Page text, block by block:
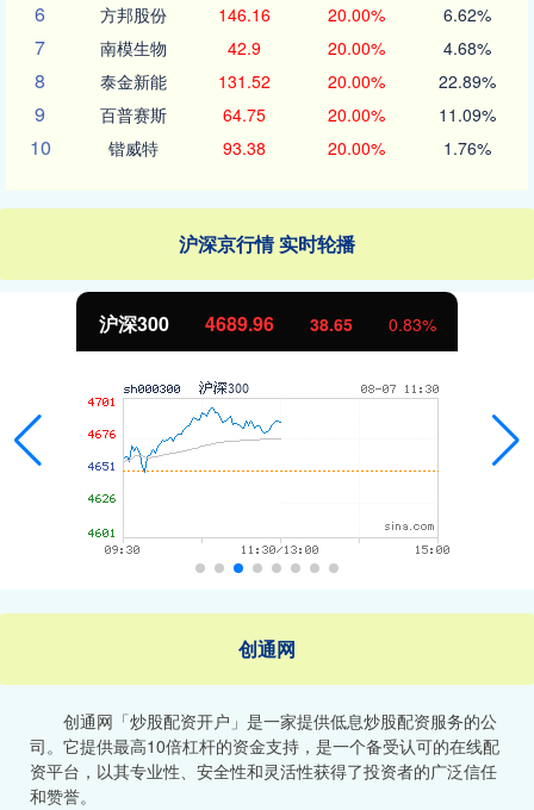
6 方邦股份 146.16 20.00% 6.62%
7 南模生物 42.9 20.00% 4.68%
8 泰金新能 131.52 20.00% 22.89%
9 百普赛斯 64.75 20.00% 11.09%
10 锴威特 93.38 20.00% 1.76%
沪深京行情 实时轮播
沪深300 4689.96 38.65 0.83%
创通网
创通网「炒股配资开户」是一家提供低息炒股配资服务的公
司。它提供最高10倍杠杆的资金支持，是一个备受认可的在线配
资平台，以其专业性、安全性和灵活性获得了投资者的广泛信任
和赞誉。